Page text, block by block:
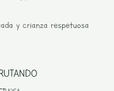
y crianza respetuosa